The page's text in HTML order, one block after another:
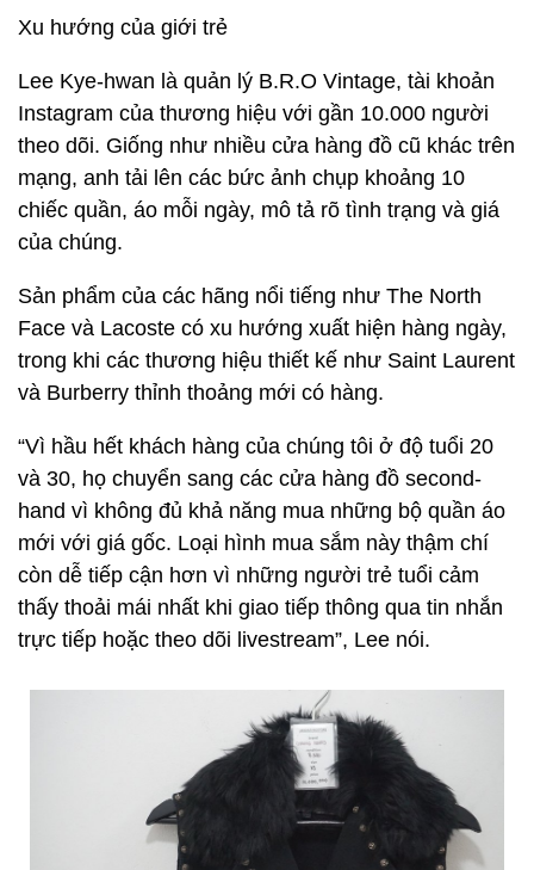
Xu hướng của giới trẻ
Lee Kye-hwan là quản lý B.R.O Vintage, tài khoản
Instagram của thương hiệu với gần 10.000 người
theo dõi. Giống như nhiều cửa hàng đồ cũ khác trên
mạng, anh tải lên các bức ảnh chụp khoảng 10
chiếc quần, áo mỗi ngày, mô tả rõ tình trạng và giá
của chúng.
Sản phẩm của các hãng nổi tiếng như The North
Face và Lacoste có xu hướng xuất hiện hàng ngày,
trong khi các thương hiệu thiết kế như Saint Laurent
và Burberry thỉnh thoảng mới có hàng.
“Vì hầu hết khách hàng của chúng tôi ở độ tuổi 20
và 30, họ chuyển sang các cửa hàng đồ second-
hand vì không đủ khả năng mua những bộ quần áo
mới với giá gốc. Loại hình mua sắm này thậm chí
còn dễ tiếp cận hơn vì những người trẻ tuổi cảm
thấy thoải mái nhất khi giao tiếp thông qua tin nhắn
trực tiếp hoặc theo dõi livestream”, Lee nói.